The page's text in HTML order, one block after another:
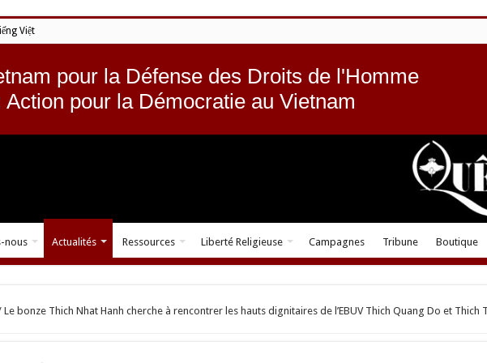
Việt
pour la Défense des Droits de l'Homme
Action pour la Démocratie au Vietnam
nous Actualités Ressources Liberté Religieuse Campagnes Tribune Boutique
Le bonze Thich Nhat Hanh cherche à rencontrer les hauts dignitaires de l’EBUV Thich Quang Do et Thich